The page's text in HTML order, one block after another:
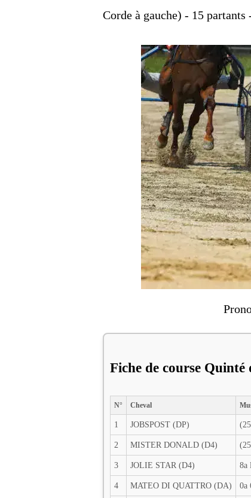
Corde à gauche) - 15 partants
Fiche de course Quinté
N° Cheval
1 JOBSPOST (DP)
2 MISTER DONALD (D4)
3 JOLIE STAR (D4) 8a
4 MATEO DI QUATTRO (DA) 0a